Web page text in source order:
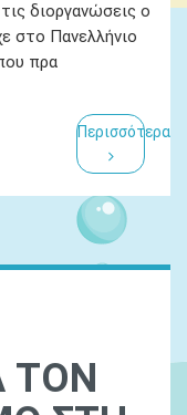
διοργανώσεις ο
στο Πανελλήνιο
πρα
Περισσότερα
ΤΟΝ